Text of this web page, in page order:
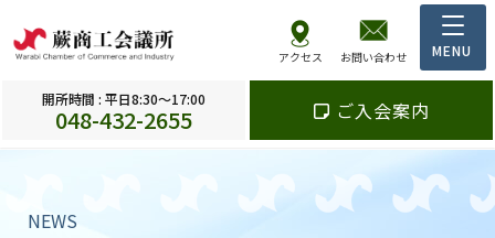
アクセス お問い合わせ
開所時間 : 平日8:30～17:00
048-432-2655 ご入会案内
NEWS